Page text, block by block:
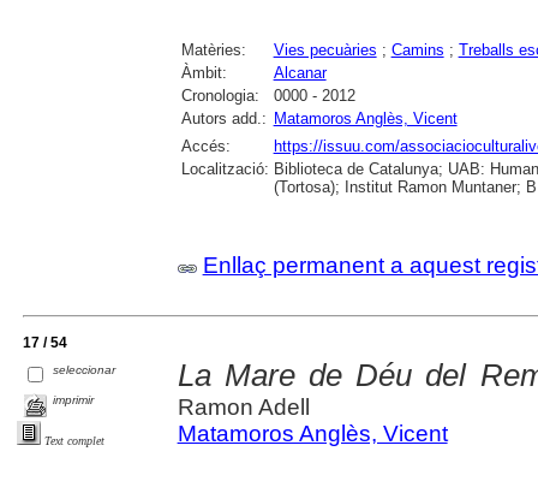
Matèries: Vies pecuàries ; Camins ; Treballs
Àmbit:
Alcanar
Cronologia:
0000 - 2012
Autors add.: Matamoros Anglès, Vicent
Accés:
https://issuu.com/
Localització: Biblioteca de Catalunya; UAB:
(Tortosa); Institut Ramon Muntaner;
Enllaç permanent a aquest
17 / 54
seleccionar
imprimir
Text complet
La Mare de Déu del
Ramon Adell
Matamoros Anglès, Vicent